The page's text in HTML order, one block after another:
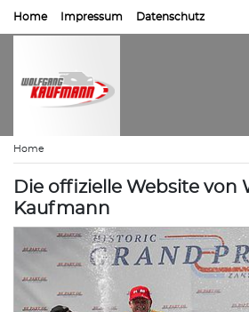
Home Impressum Datenschutz
Home
Die offizielle Website von
Kaufmann